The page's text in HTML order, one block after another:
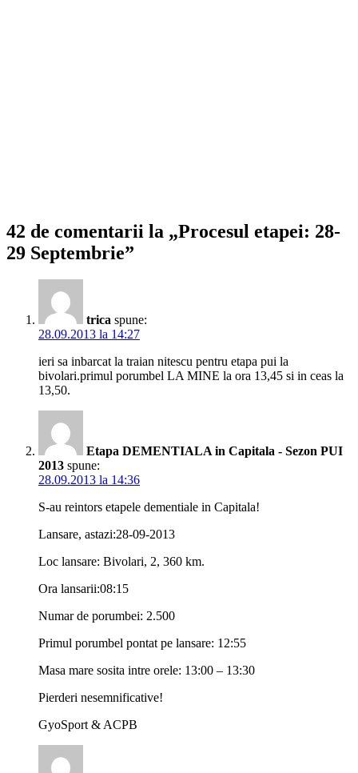
42 de comentarii la „Procesul etapei: 28-
29 Septembrie”
trica spune:
28.09.2013 la 14:27
ieri sa inbarcat la traian nitescu pentru etapa pui la
bivolari.primul porumbel LA MINE la ora 13,45 si in ceas la
13,50.
Etapa DEMENTIALA in Capitala - Sezon PUI
2013 spune:
28.09.2013 la 14:36
S-au reintors etapele dementiale in Capitala!
Lansare, astazi:28-09-2013
Loc lansare: Bivolari, 2, 360 km.
Ora lansarii:08:15
Numar de porumbei: 2.500
Primul porumbel pontat pe lansare: 12:55
Masa mare sosita intre orele: 13:00 – 13:30
Pierderi nesemnificative!
GyoSport & ACPB